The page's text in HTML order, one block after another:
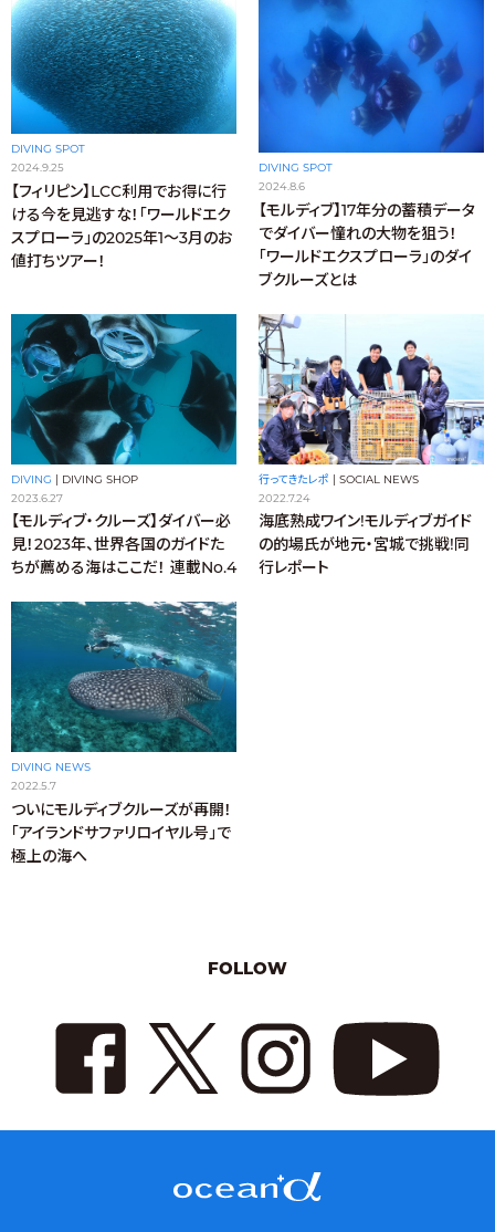
DIVING SPOT
2024.9.25
【フィリピン】LCC利用でお得に行
ける今を見逃すな！「ワールドエク
スプローラ」の2025年1〜3月のお
値打ちツアー！
DIVING SPOT
2024.8.6
【モルディブ】17年分の蓄積データ
でダイバー憧れの大物を狙う！
「ワールドエクスプローラ」のダイ
ブクルーズとは
DIVING | DIVING SHOP
2023.6.27
【モルディブ・クルーズ】ダイバー必
見！2023年、世界各国のガイドた
ちが薦める海はここだ！ 連載No.4
行ってきたレポ | SOCIAL NEWS
2022.7.24
海底熟成ワイン!モルディブガイド
の的場氏が地元・宮城で挑戦!同
行レポート
DIVING NEWS
2022.5.7
ついにモルディブクルーズが再開！
「アイランドサファリロイヤル号」で
極上の海へ
FOLLOW